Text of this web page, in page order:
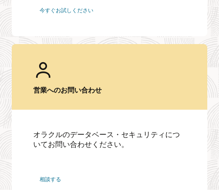
今すぐお試しください
営業へのお問い合わせ
オラクルのデータベース・セキュリティにつ
いてお問い合わせください。
相談する